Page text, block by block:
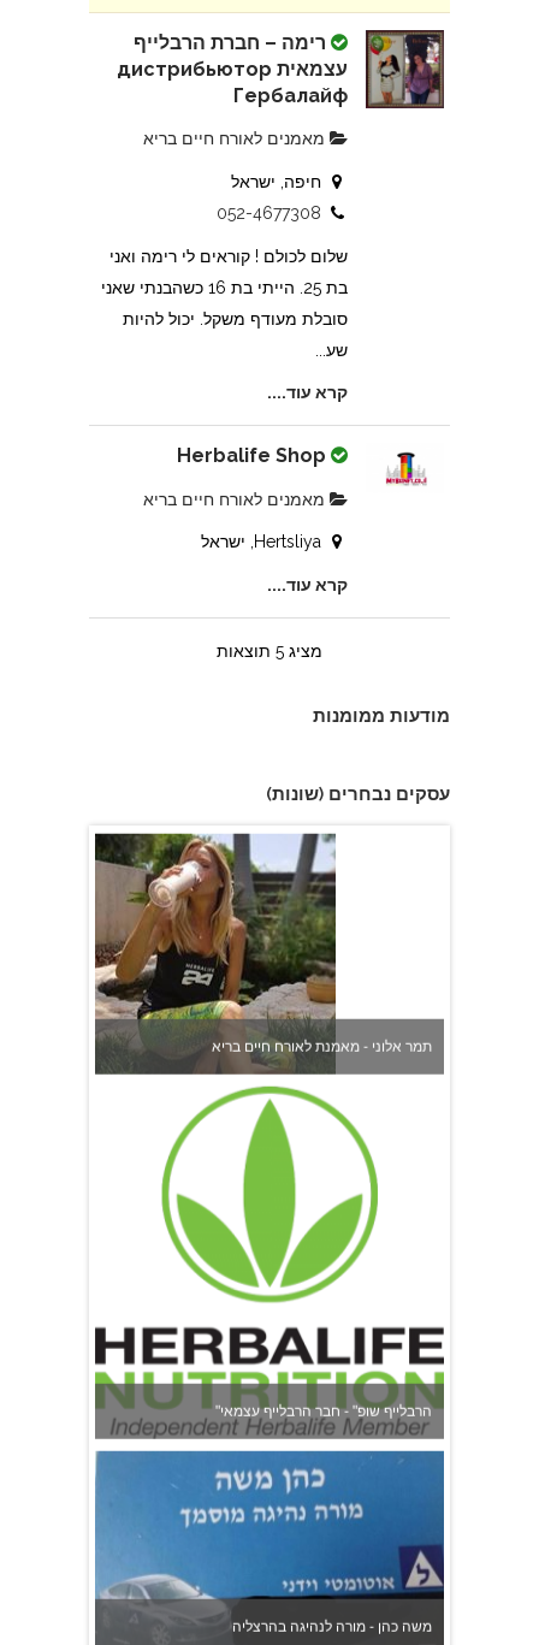
רימה – חברת הרבלייף
עצמאית дистрибьютор
Гербалайф
מאמנים לאורח חיים בריא
חיפה, ישראל
052-4677308
שלום לכולם ! קוראים לי רימה ואני
בת 25. הייתי בת 16 כשהבנתי שאני
סובלת מעודף משקל. יכול להיות
שע...
קרא עוד....
Herbalife Shop
מאמנים לאורח חיים בריא
קרא עוד....
מציג 5 תוצאות
מודעות ממומנות
עסקים נבחרים (שונות)
מוטי נאור - מורה לנהיגה לכל אזור גוש דן
תמר אלוני - מאמנת לאורח חיים בריא
"הרבלייף שופ" - חבר הרבלייף עצמאי
משה כהן - מורה לנהיגה בהרצליה